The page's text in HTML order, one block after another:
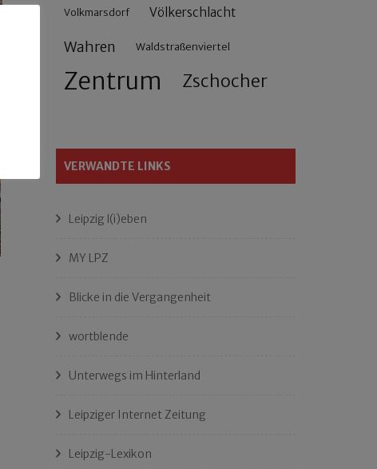
Volkmarsdorf Völkerschlacht
Wahren Waldstraßenviertel
Zentrum Zschocher
VERWANDTE LINKS
Leipzig l(i)eben
MY LPZ
Blicke in die Vergangenheit
wortblende
Unterwegs im Hinterland
Leipziger Internet Zeitung
Leipzig-Lexikon